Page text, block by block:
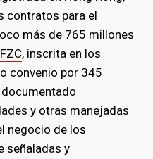
contratos para el
más de 765 millones
, inscrita en los
convenio por 345
y otras manejadas
negocio de los
señaladas y